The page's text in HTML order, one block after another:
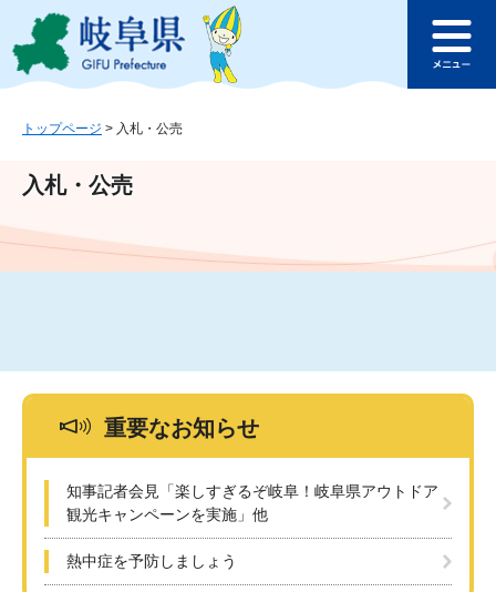
ジ
ュ
文
このページの本文へ
ュ
トップページ > 入札・公売
入札・公売
重要なお知らせ
知事記者会見「楽しすぎるぞ岐阜！岐阜県アウトドア
観光キャンペーンを実施」他
熱中症を予防しましょう